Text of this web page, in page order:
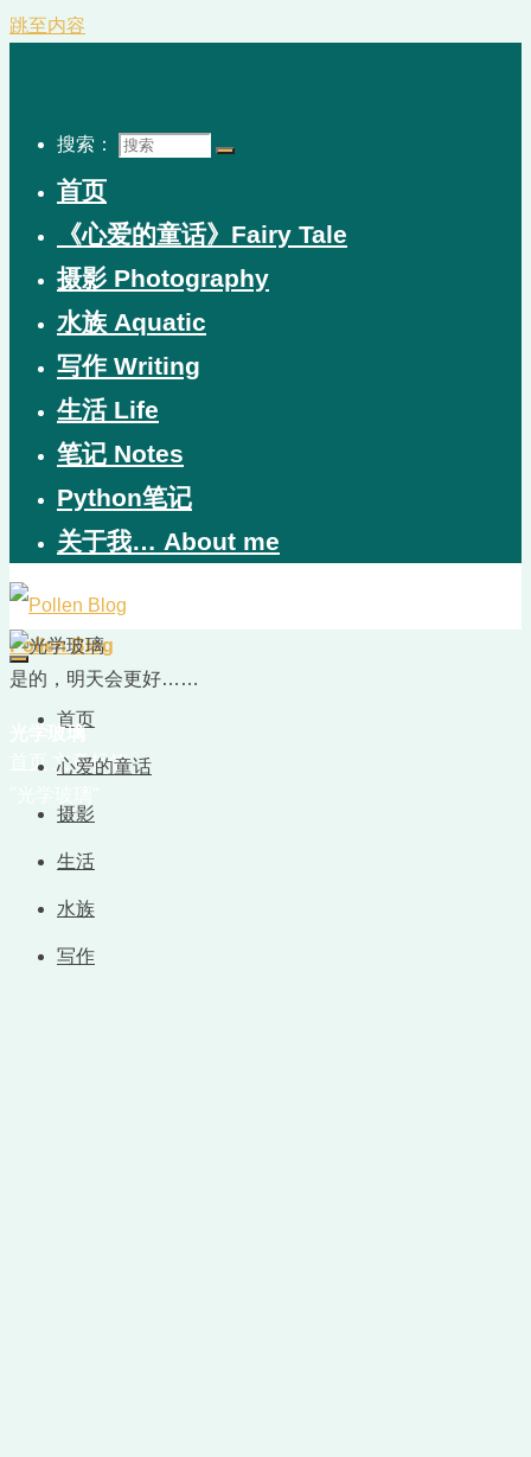
跳至内容
搜索：
首页
《心爱的童话》Fairy Tale
摄影 Photography
水族 Aquatic
写作 Writing
生活 Life
笔记 Notes
Python笔记
关于我… About me
Pollen Blog
是的，明天会更好……
首页
心爱的童话
摄影
生活
水族
写作
光学玻璃
首页
文章标签